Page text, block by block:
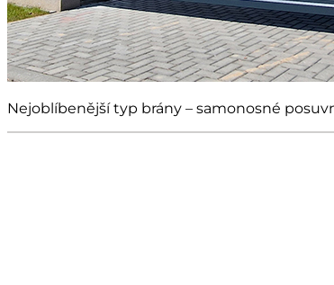
Nejoblíbenější typ brány – samonosné